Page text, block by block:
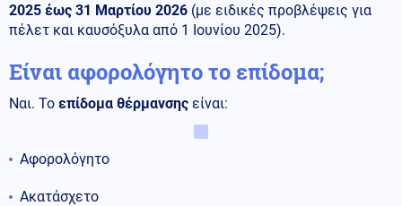
2025 έως 31 Μαρτίου 2026 (με ειδικές προβλέψεις για
πέλετ και καυσόξυλα από 1 Ιουνίου 2025).
Είναι αφορολόγητο το επίδομα;
Ναι. Το επίδομα θέρμανσης είναι:
Αφορολόγητο
Ακατάσχετο